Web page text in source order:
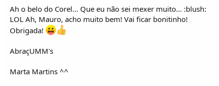
Ah o belo do Corel... Que eu não sei mexer muito... :blush:
LOL Ah, Mauro, acho muito bem! Vai ficar bonitinho!
Obrigada!
AbraçUMM's
Marta Martins ^^